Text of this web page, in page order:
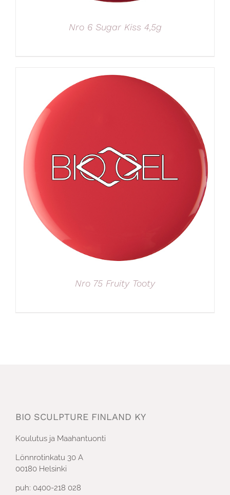
Nro 6 Sugar Kiss 4,5g
Nro 75 Fruity Tooty
BIO SCULPTURE FINLAND KY
Koulutus ja Maahantuonti
Lönnrotinkatu 30 A
00180 Helsinki
puh: 0400-218 028